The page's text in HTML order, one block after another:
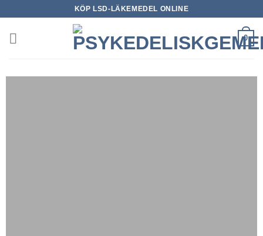
content
KÖP LSD-LÄKEMEDEL ONLINE
0